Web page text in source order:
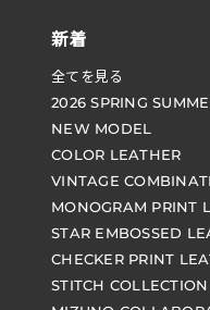
新着
全てを見る
2026 SPRING
NEW MODEL
COLOR LEATHER
VINTAGE
MONOGRAM PRINT
STAR EMBOSSED
CHECKER PRINT
STITCH COLLECTION